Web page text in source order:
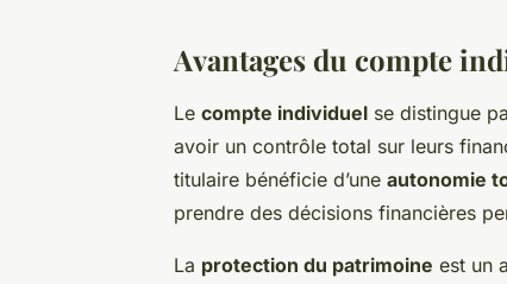
Avantages du compte
Le compte individuel se distingue
avoir un contrôle total sur leurs
titulaire bénéficie d’une autonomie
prendre des décisions financières
La protection du patrimoine est un